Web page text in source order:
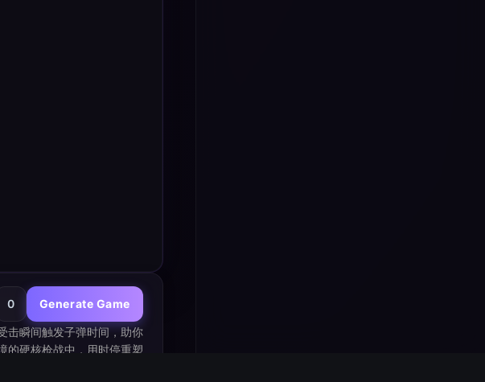
0 Generate Game
击瞬间触发子弹时间，助你
的硬核枪战中，用时停重塑